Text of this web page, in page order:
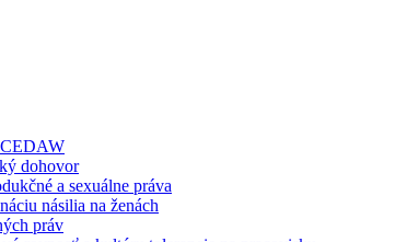
CEDAW
dohovor
a sexuálne práva
násilia na ženách
práv